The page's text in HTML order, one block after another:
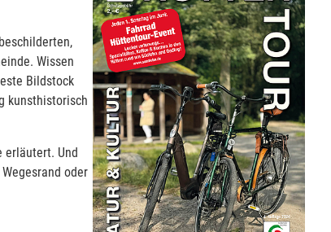
Wissen
Bildstock
kunsthistorisch
erläutert. Und
oder